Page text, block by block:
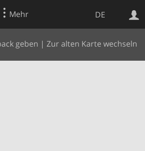
DE
Mehr
geben | Zur alten Karte wechseln
Websuche